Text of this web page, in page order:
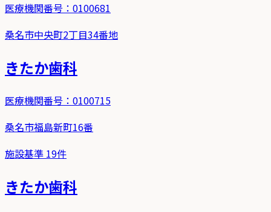
医療機関番号： 0100681
桑名市中央町2丁目34番地
きたか歯科
医療機関番号： 0100715
桑名市福島新町16番
施設基準 19件
きたか歯科